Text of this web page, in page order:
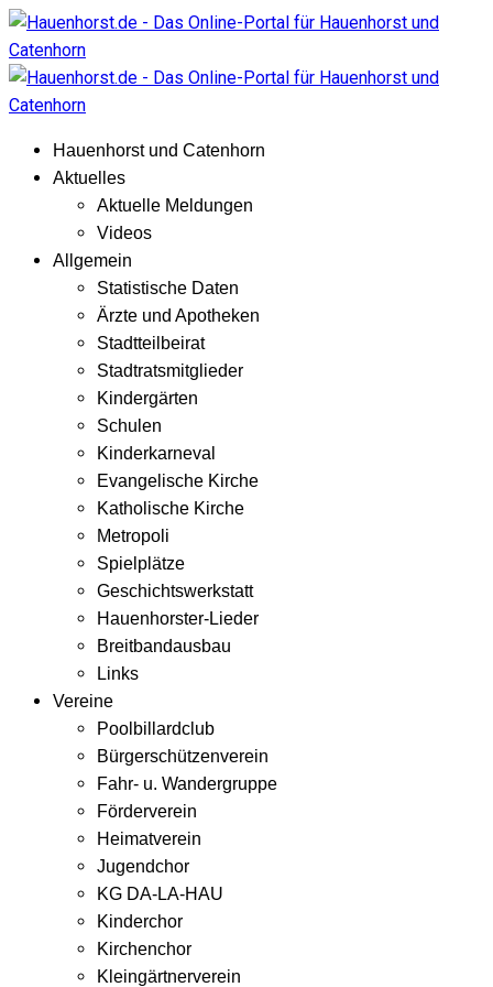
Hauenhorst und Catenhorn
Aktuelles
Aktuelle Meldungen
Videos
Allgemein
Statistische Daten
Ärzte und Apotheken
Stadtteilbeirat
Stadtratsmitglieder
Kindergärten
Schulen
Kinderkarneval
Evangelische Kirche
Katholische Kirche
Metropoli
Spielplätze
Geschichtswerkstatt
Hauenhorster-Lieder
Breitbandausbau
Links
Vereine
Poolbillardclub
Bürgerschützenverein
Fahr- u. Wandergruppe
Förderverein
Heimatverein
Jugendchor
KG DA-LA-HAU
Kinderchor
Kirchenchor
Kleingärtnerverein